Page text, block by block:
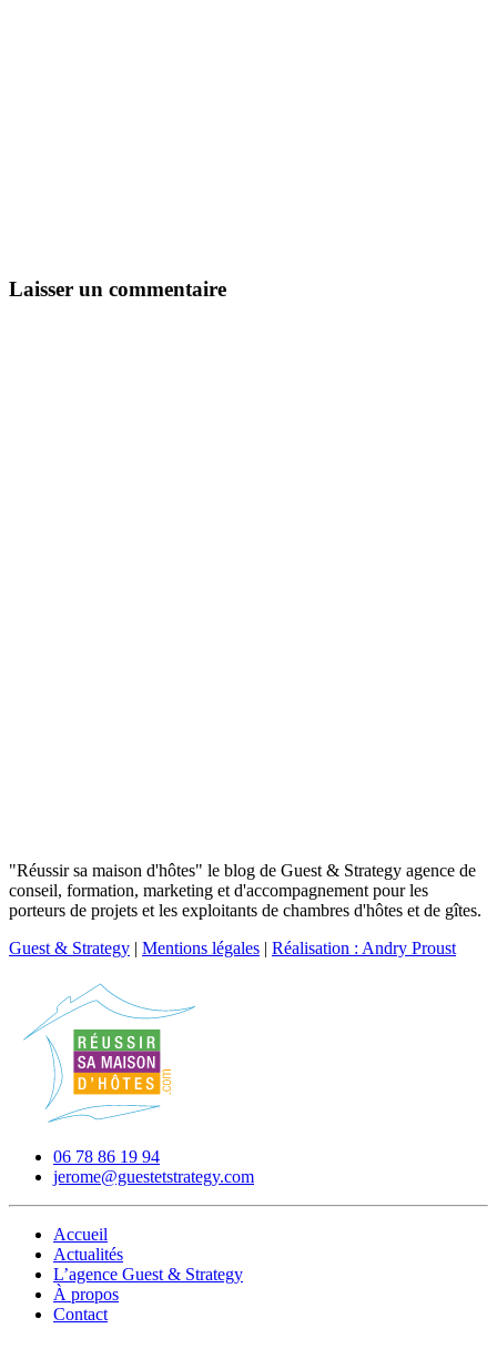
Laisser un commentaire
"Réussir sa maison d'hôtes" le blog de Guest & Strategy agence de
conseil, formation, marketing et d'accompagnement pour les
porteurs de projets et les exploitants de chambres d'hôtes et de gîtes.
Guest & Strategy | Mentions légales | Réalisation : Andry Proust
06 78 86 19 94
jerome@guestetstrategy.com
Accueil
Actualités
L’agence Guest & Strategy
À propos
Contact